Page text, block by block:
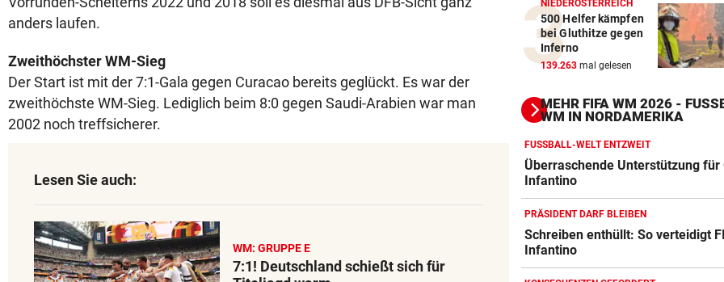
anders laufen.
Zweithöchster WM-Sieg
Der Start ist mit der 7:1-Gala gegen Curacao bereits geglückt. Es war der
zweithöchste WM-Sieg. Lediglich beim 8:0 gegen Saudi-Arabien war man
2002 noch treffsicherer.
Lesen Sie auch:
WM: GRUPPE E
7:1! Deutschland schießt sich für
NIEDERÖSTERREICH
500 Helfer kämpfen
bei Gluthitze gegen
Inferno
139.263 mal gelesen
MEHR FIFA WM 2026 -
M IN NORDAMERIKA
FUSSBALL-WELT ENTZWEIT
Überraschende Unterstützung für
Infantino
PRÄSIDENT DARF BLEIBEN
Schreiben enthüllt: So verteidigt
Infantino
Action-Cam Vergleich
ZUM VERGLEICH